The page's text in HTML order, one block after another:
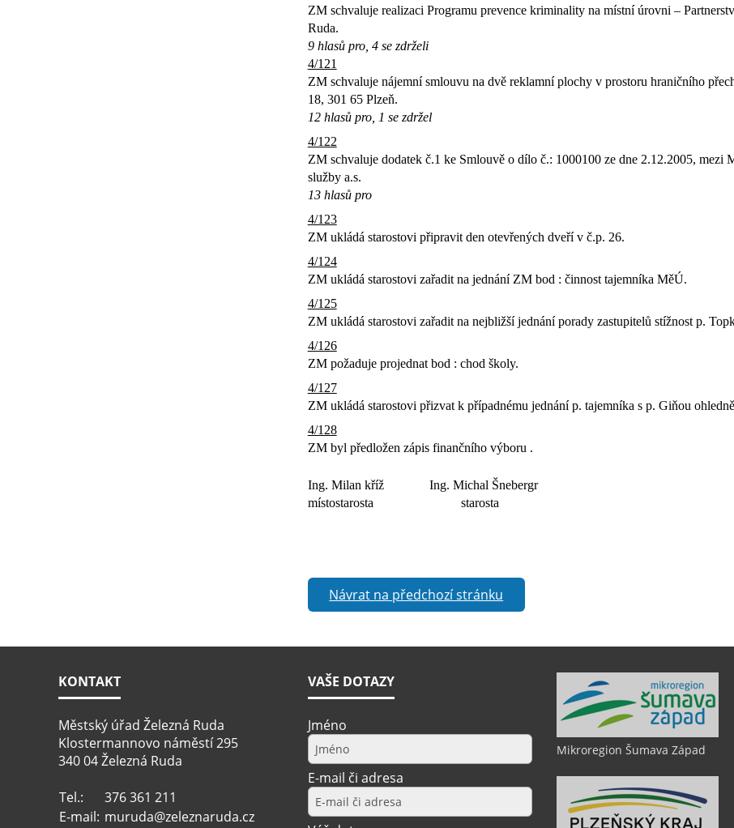
ZM schvaluje realizaci Programu prevence kriminality na místní úrovni –
Ruda.
9 hlasů pro, 4 se zdrželi
4/121
ZM schvaluje nájemní smlouvu na dvě reklamní plochy v prostoru hraničního
18, 301 65 Plzeň.
12 hlasů pro, 1 se zdržel
4/122
ZM schvaluje dodatek č.1 ke Smlouvě o dílo č.: 1000100 ze dne 2.12.2005, mezi
služby a.s.
13 hlasů pro
4/123
ZM ukládá starostovi připravit den otevřených dveří v č.p. 26.
4/124
ZM ukládá starostovi zařadit na jednání ZM bod : činnost tajemníka MěÚ.
4/125
ZM ukládá starostovi zařadit na nejbližší jednání porady zastupitelů stížnost p.
4/126
ZM požaduje projednat bod : chod školy.
4/127
ZM ukládá starostovi přizvat k případnému jednání p. tajemníka s p. Giňou
4/128
ZM byl předložen zápis finančního výboru .
Ing. Milan kříž
Ing. Michal Šnebergr
místostarosta
starosta
Návrat na předchozí stránku
KONTAKT
Městský úřad Železná Ruda
Klostermannovo náměstí 295
340 04 Železná Ruda
Tel.:
376 361 211
E-mail: muruda@zeleznaruda.cz
VAŠE DOTAZY
Jméno
E-mail či adresa
Mikroregion Šumava Západ